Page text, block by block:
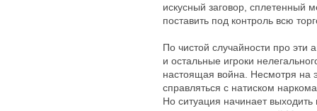
искусный заговор, сплетенный
поставить под контроль всю
По чистой случайности про
и остальные игроки
настоящая война. Несмотря на
справляться с натиском
Но ситуация начинает